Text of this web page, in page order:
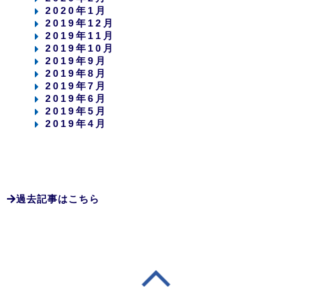
2020年1月
2019年12月
2019年11月
2019年10月
2019年9月
2019年8月
2019年7月
2019年6月
2019年5月
2019年4月
過去記事はこちら